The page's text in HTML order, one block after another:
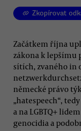
Zkopírovat
Začátkem října
zákona k lepšímu
sítích, zvaného in
německé právo
„hatespeech“,
a na LGBTQ+
genocidia a